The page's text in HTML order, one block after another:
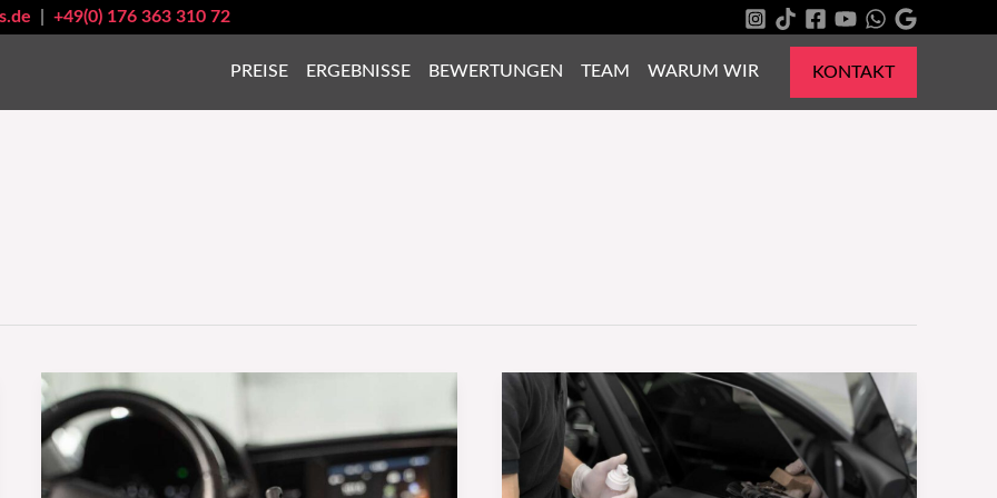
+49(0) 176 363 310 72
PREISE ERGEBNISSE BEWERTUNGEN TEAM WARUM WIR KONTAKT
Autowerbung:
So
machst
du
Fahrzeugwerbung:
erlaubt?